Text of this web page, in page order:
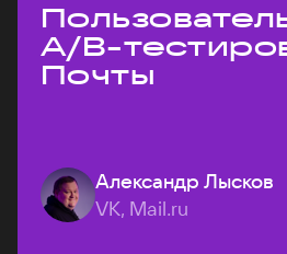
A/B-
Почты
Александр Лысков
VK, Mail.ru